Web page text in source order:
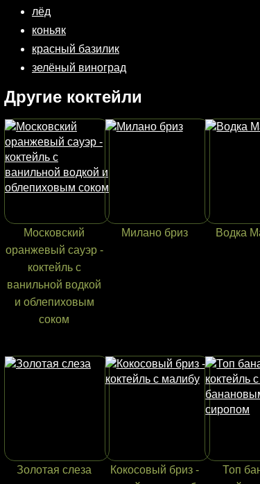
лёд
коньяк
красный базилик
зелёный виноград
Другие коктейли
Московский
оранжевый сауэр -
коктейль с
ванильной водкой
и облепиховым
соком
Милано бриз Водка
Золотая слеза
Кокосовый бриз -
Топ